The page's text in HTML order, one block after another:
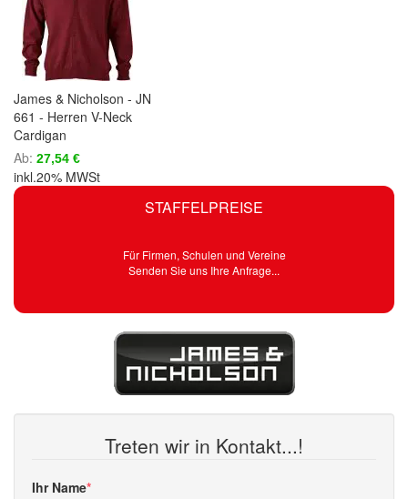
STAFFELPREISE
Für Firmen, Schulen und Vereine
Senden Sie uns Ihre Anfrage...
Treten wir in Kontakt...!
Ihr Name
James & Nicholson - JN
661 - Herren V-Neck
Cardigan
Ab 27,54 €
inkl.20% MWSt